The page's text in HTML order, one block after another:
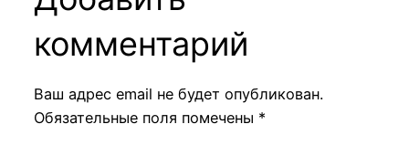
комментарий
Ваш адрес email не будет опубликован.
Обязательные поля помечены *